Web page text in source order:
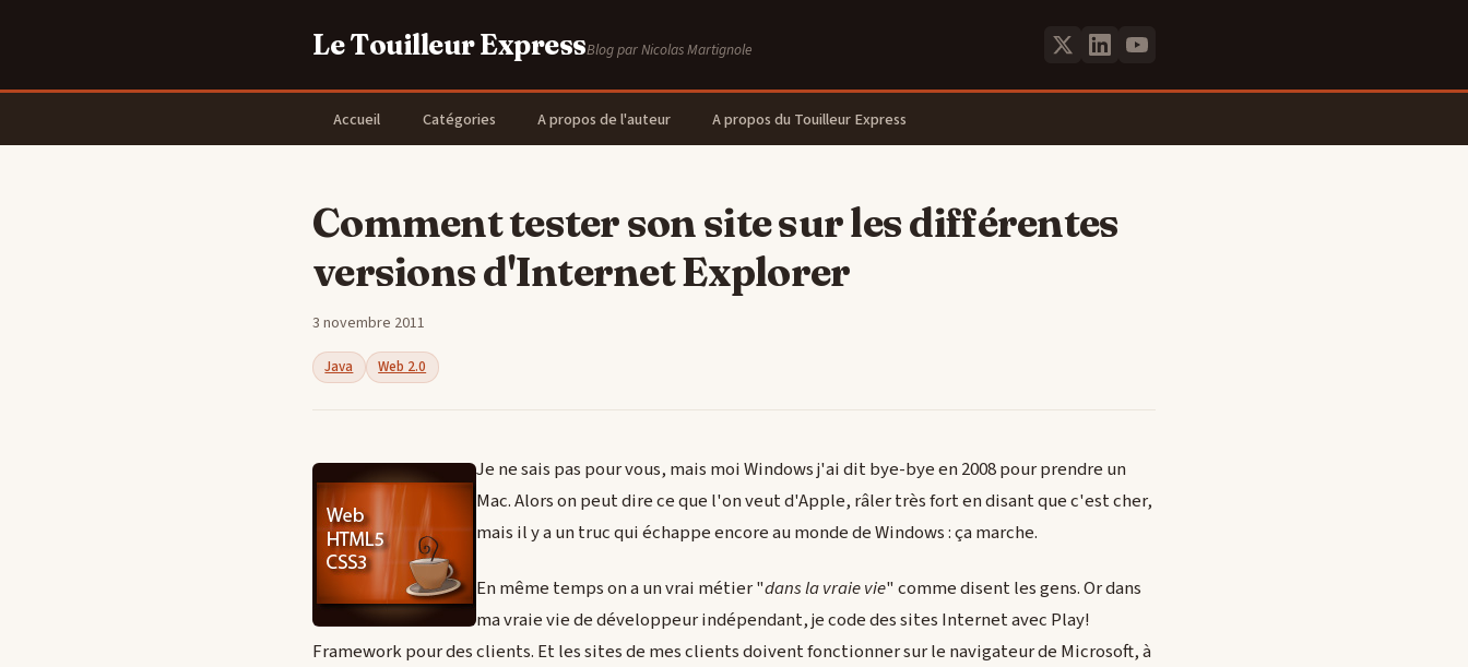
Le Touilleur ExpressBlog par Nicolas Martignole
Accueil Catégories A propos de l'auteur A propos du Touilleur Express
Comment tester son site sur les différentes
versions d'Internet Explorer
3 novembre 2011
Java Web 2.0
Je ne sais pas pour vous, mais moi Windows j'ai dit bye-bye en 2008 pour prendre un
Mac. Alors on peut dire ce que l'on veut d'Apple, râler très fort en disant que c'est cher,
mais il y a un truc qui échappe encore au monde de Windows : ça marche.
En même temps on a un vrai métier "dans la vraie vie" comme disent les gens. Or dans
ma vraie vie de développeur indépendant, je code des sites Internet avec Play!
Framework pour des clients. Et les sites de mes clients doivent fonctionner sur le navigateur de Microsoft, à